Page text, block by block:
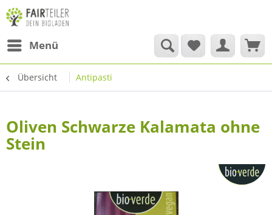
Menü
Übersicht Antipasti
Oliven Schwarze Kalamata ohne
Stein